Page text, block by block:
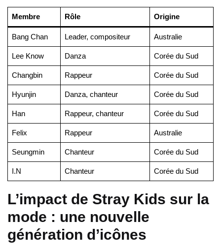
Membre Rôle Origine
Bang Chan Leader, compositeur Australie
Lee Know Danza Corée du Sud
Changbin Rappeur Corée du Sud
Hyunjin Danza, chanteur Corée du Sud
Han Rappeur, chanteur Corée du Sud
Felix Rappeur Australie
Seungmin Chanteur Corée du Sud
I.N Chanteur Corée du Sud
L’impact de Stray Kids sur la
mode : une nouvelle
génération d’icônes